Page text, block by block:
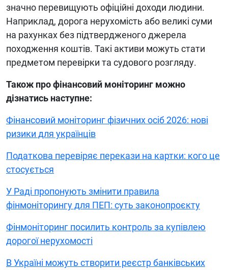
значно перевищують офіційні доходи людини.
Наприклад, дорога нерухомість або великі суми
на рахунках без підтвердженого джерела
походження коштів. Такі активи можуть стати
предметом перевірки та судового розгляду.
Також про фінансовий моніторинг можно
дізнатись наступне:
Фінансовий моніторинг фізичних осіб 2026: нові
ризики для українців
Податкова перевіряє перекази на картки: кого це
стосується
У Раді пропонують змінити правила
фінмоніторингу для ПЕП: суть законопроєкту
Фінмоніторинг посилить контроль за купівлею
дорогої нерухомості
В Україні можуть створити реєстр банківських